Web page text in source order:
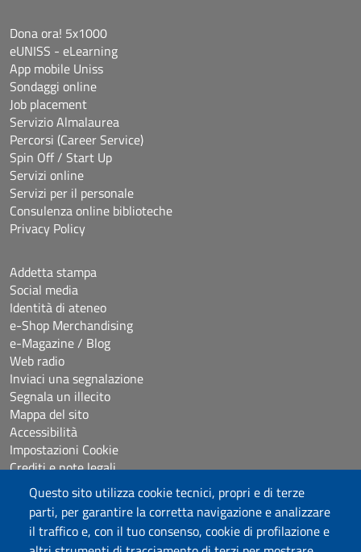
Questo sito utilizza cookie tecnici, propri e di terze
parti, per garantire la corretta navigazione e analizzare
il traffico e, con il tuo consenso, cookie di profilazione e
Dona ora! 5x1000
eUNISS - eLearning
App mobile Uniss
Sondaggi online
Job placement
Servizio Almalaurea
Percorsi (Career Service)
Spin Off / Start Up
Servizi online
Servizi per il personale
Consulenza online biblioteche
Privacy Policy
Addetta stampa
Social media
Identità di ateneo
e-Shop Merchandising
e-Magazine / Blog
Web radio
Inviaci una segnalazione
Segnala un illecito
Mappa del sito
Accessibilità
Impostazioni Cookie
Crediti e note legali
Seguici su
Chatta con noi